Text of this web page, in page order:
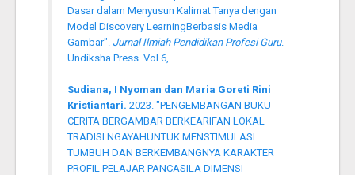
Dasar dalam Menyusun Kalimat Tanya dengan
Model Discovery LearningBerbasis Media
Gambar". Jurnal Ilmiah Pendidikan Profesi Guru.
Undiksha Press. Vol.6,
Sudiana, I Nyoman dan Maria Goreti Rini
Kristiantari. 2023. "PENGEMBANGAN BUKU
CERITA BERGAMBAR BERKEARIFAN LOKAL
TRADISI NGAYAHUNTUK MENSTIMULASI
TUMBUH DAN BERKEMBANGNYA KARAKTER
PROFIL PELAJAR PANCASILA DIMENSI